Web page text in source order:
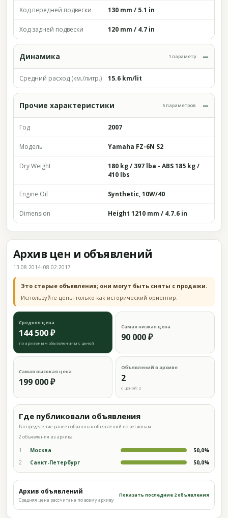
Ход передней подвески 130 mm / 5.1 in
Ход задней подвески 120 mm / 4.7 in
Динамика 1 параметр
Средний расход (км./литр.) 15.6 km/lit
Прочие характеристики 5 параметров
Год 2007
Модель Yamaha FZ-6N S2
Dry Weight
180 kg / 397 lba - ABS 185 kg /
410 lbs
Engine Oil Synthetic, 10W/40
Dimension Height 1210 mm / 4.7.6 in
Архив цен и объявлений
13.08.2014–08.02.2017
Это старые объявления; они могут быть сняты с продажи.
Используйте цены только как исторический ориентир.
Средняя цена
144 500 ₽
по архивным объявлениям с ценой
Самая низкая цена
90 000 ₽
Самая высокая цена
199 000 ₽
Объявлений в архиве
2
с ценой: 2
Где публиковали объявления
Распределение ранее собранных объявлений по регионам.
2 объявления из архива
1 Москва 50,0%
2 Санкт-Петербург 50,0%
Архив объявлений
Средняя цена рассчитана по всему архиву
Показать последние 2 объявления